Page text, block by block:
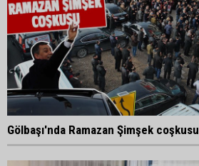
Gölbaşı'nda Ramazan Şimşek coşkusu